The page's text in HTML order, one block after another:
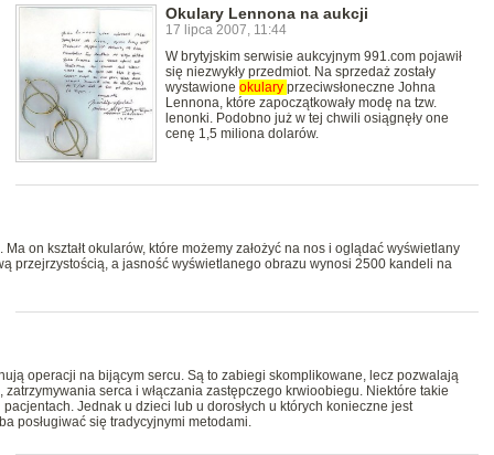
Okulary Lennona na aukcji
17 lipca 2007, 11:44
W brytyjskim serwisie aukcyjnym 991.com pojawił
się niezwykły przedmiot. Na sprzedaż zostały
wystawione okulary przeciwsłoneczne Johna
Lennona, które zapoczątkowały modę na tzw.
lenonki. Podobno już w tej chwili osiągnęły one
cenę 1,5 miliona dolarów.
on kształt okularów, które możemy założyć na nos i oglądać wyświetlany
przejrzystością, a jasność wyświetlanego obrazu wynosi 2500 kandeli na
operacji na bijącym sercu. Są to zabiegi skomplikowane, lecz pozwalają
serca i włączania zastępczego krwioobiegu. Niektóre takie
Jednak u dzieci lub u dorosłych u których konieczne jest
posługiwać się tradycyjnymi metodami.